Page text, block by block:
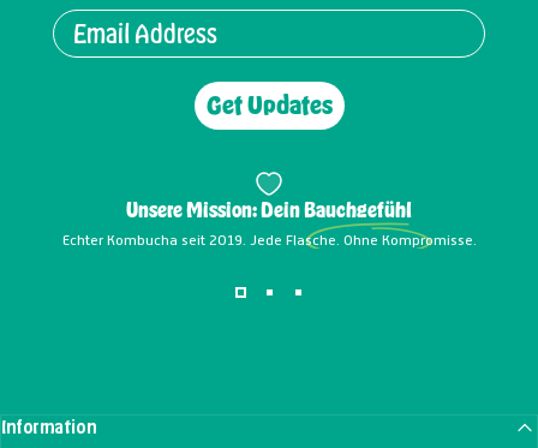
Get Updates
Unsere Mission: DeinBauchgefühl
Echter Kombucha seit 2019. Jede Flasche. Ohne Kompromisse.
Information